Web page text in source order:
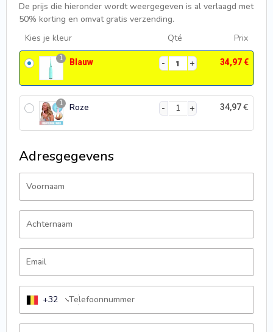
De prijs die hieronder wordt weergegeven is al verlaagd met
50% korting en omvat gratis verzending.
Kies je kleur
Qté Prix
1 Blauw 34,97€
1 Roze 34,97€
Adresgegevens
Voornaam
Achternaam
Email
Telefoonnummer
+32